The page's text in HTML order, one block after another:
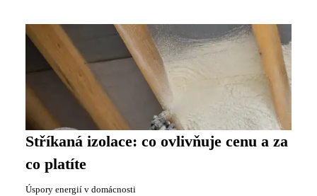
Stříkaná izolace: co ovlivňuje cenu a za
co platíte
Úspory energií v domácnosti